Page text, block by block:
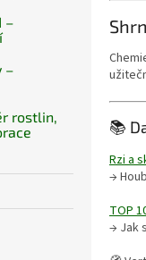
–
–
rostlin,
📚
Rzi a
→
TOP
→ Jak